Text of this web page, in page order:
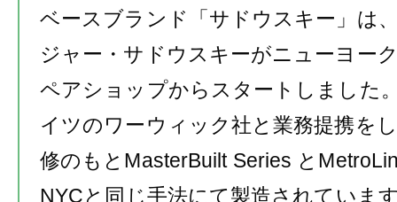
ベースブランド「サドウスキー」は
ジャー・サドウスキーがニューヨー
ペアショップからスタートしました
イツのワーウィック社と業務提携を
修のもと MasterBuilt Series と
NYC と同じ手法にて製造されていま